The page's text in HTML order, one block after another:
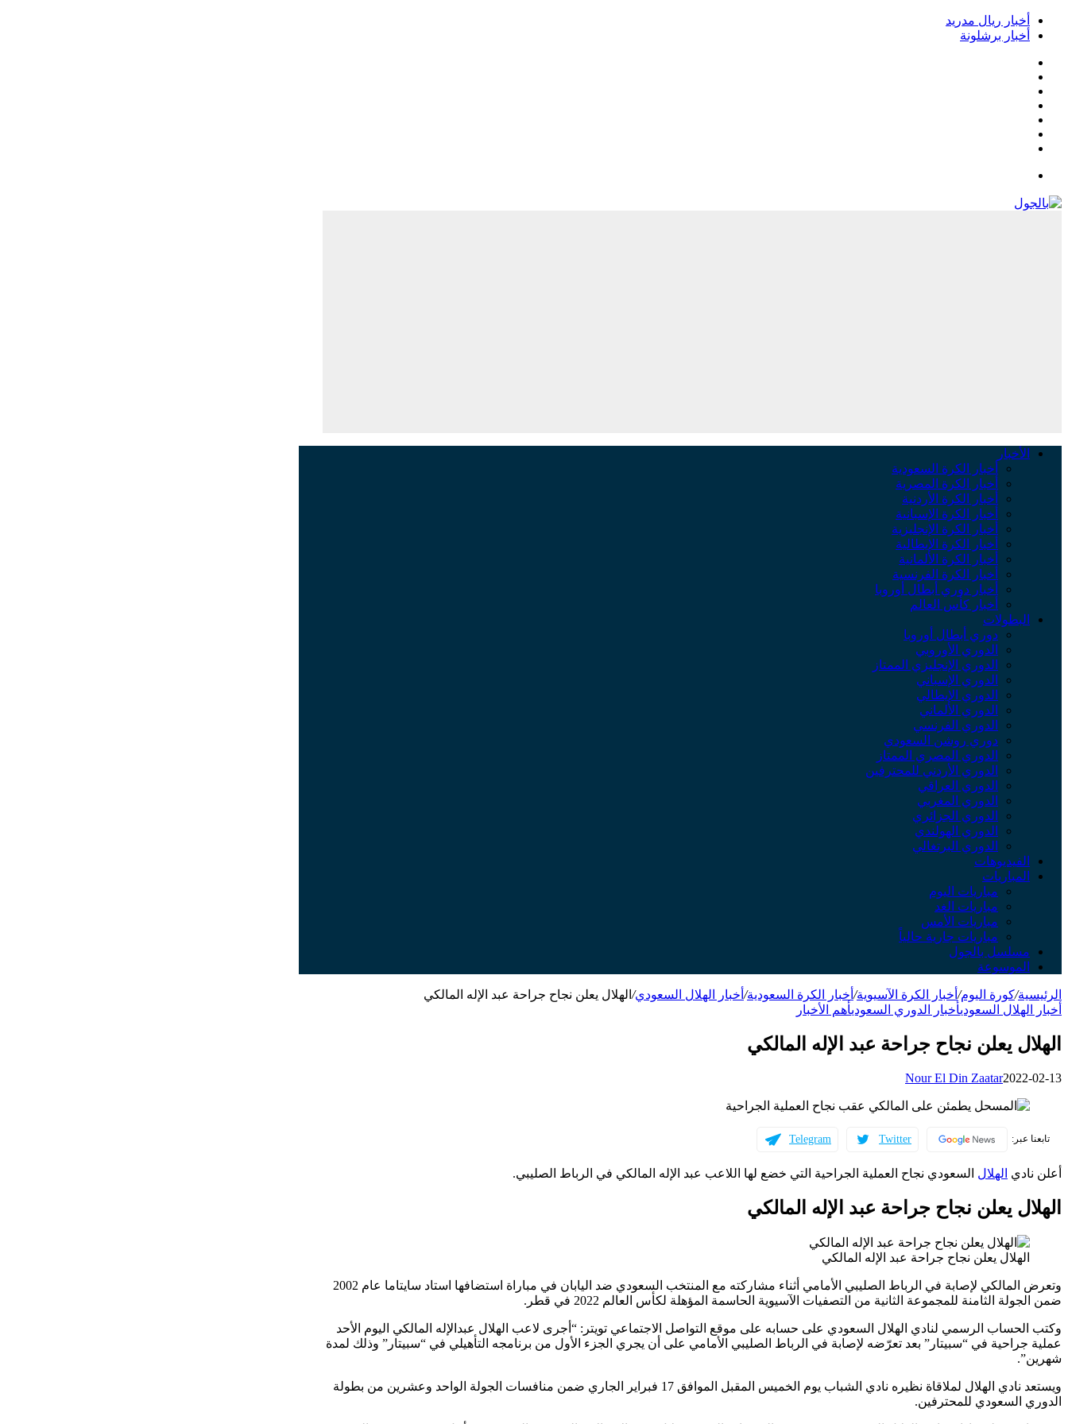
أخبار ريال مدريد
أخبار برشلونة
الأخبار
أخبار الكرة السعودية
أخبار الكرة المصرية
أخبار الكرة الأردنية
أخبار الكرة الإسبانية
أخبار الكرة الإنجليزية
أخبار الكرة الإيطالية
أخبار الكرة الألمانية
أخبار الكرة الفرنسية
أخبار دوري أبطال أوروبا
أخبار كأس العالم
البطولات
دوري أبطال أوروبا
الدوري الأوروبي
الدوري الإنجليزي الممتاز
الدوري الإسباني
الدوري الإيطالي
الدوري الألماني
الدوري الفرنسي
دوري روشن السعودي
الدوري المصري الممتاز
الدوري الأردني للمحترفين
الدوري العراقي
الدوري المغربي
الدوري الجزائري
الدوري الهولندي
الدوري البرتغالي
الفيديوهات
المباريات
مباريات اليوم
مباريات الغد
مباريات الأمس
مباريات جارية حالياً
مسلسل بالجول
الموسوعة
الرئيسية/كورة اليوم/ أخبار الكرة الآسيوية/ أخبار الكرة السعودية/ أخبار الهلال السعودي/ الهلال يعلن نجاح جراحة عبد الإله المالكي
أخبار الهلال السعوديأخبار الدوري السعوديأهم الأخبار
الهلال يعلن نجاح جراحة عبد الإله المالكي
Nour El Din Zaatar2022-02-13
تابعنا عبر: Twitter
Telegram
أعلن نادي الهلال السعودي نجاح العملية الجراحية التي خضع لها اللاعب عبد الإله المالكي في الرباط الصليبي.
الهلال يعلن نجاح جراحة عبد الإله المالكي
الهلال يعلن نجاح جراحة عبد الإله المالكي
وتعرض المالكي لإصابة في الرباط الصليبي الأمامي أثناء مشاركته مع المنتخب السعودي ضد اليابان في مباراة استضافها استاد سايتاما عام 2002
ضمن الجولة الثامنة للمجموعة الثانية من التصفيات الآسيوية الحاسمة المؤهلة لكأس العالم 2022 في قطر.
وكتب الحساب الرسمي لنادي الهلال السعودي على حسابه على موقع التواصل الاجتماعي تويتر: “‏أجرى لاعب ‎الهلال عبدالإله المالكي اليوم الأحد
عملية جراحية في “سبيتار” بعد تعرّضه لإصابة في الرباط الصليبي الأمامي على أن يجري الجزء الأول من برنامجه التأهيلي في “سبيتار” وذلك لمدة
شهرين”.
ويستعد نادي الهلال لملاقاة نظيره نادي الشباب يوم الخميس المقبل الموافق 17 فبراير الجاري ضمن منافسات الجولة الواحد وعشرين من بطولة
الدوري السعودي للمحترفين.